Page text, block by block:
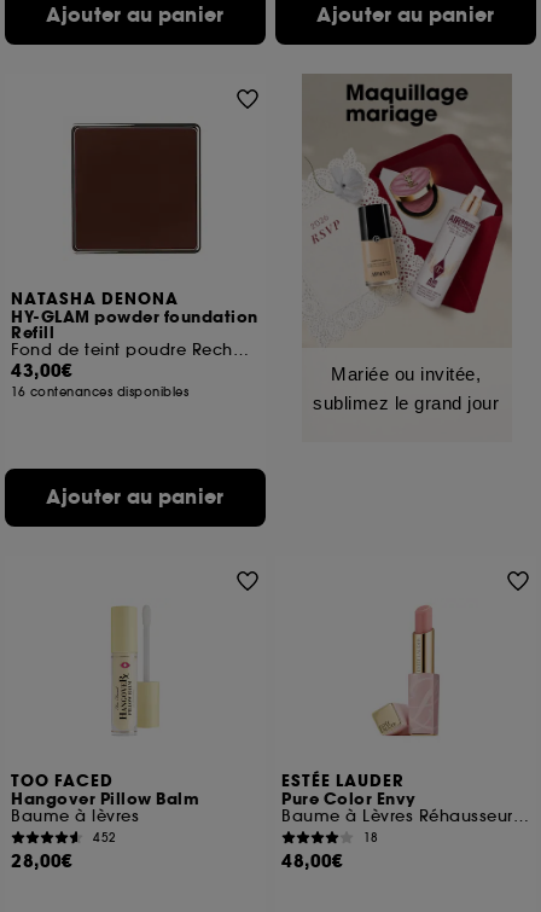
Ajouter au panier Ajouter au panier
NATASHA DENONA
HY-GLAM powder foundation
Refill
Fond de teint poudre Recharge
43,00€
16 contenances disponibles
Ajouter au panier
Mariée ou invitée,
sublimez le grand jour
TOO FACED
Hangover Pillow Balm
Baume à lèvres
452
28,00€
ESTÉE LAUDER
Pure Color Envy
Baume à Lèvres Réhausseur de Couleur
18
48,00€